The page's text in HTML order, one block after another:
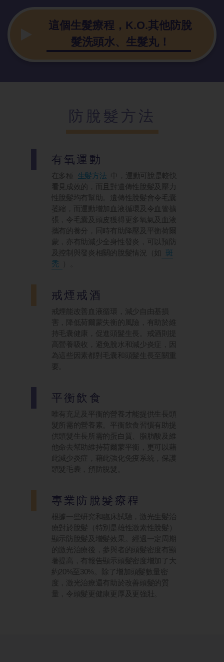
這個生髮療程，K.O.其他防脫
髮洗頭水、生髮丸！
防脫髮方法
有氧運動
在多種 生髮方法 中，運動可說是較快
看見成效的，而且對遺傳性脫髮及壓力
性脫髮均有幫助。遺傳性脫髮會令毛囊
萎縮，而運動增加血液循環及令血管擴
張，令毛囊及頭皮獲得更多氧氣及血液
攜有的養分，同時有助降壓及平衡荷爾
蒙，亦有助減少全身性發炎，可以預防
及控制與發炎相關的脫髮情況（如
斑
禿
）。
戒煙戒酒
戒煙能改善血液循環，減少自由基損
害，降低荷爾蒙失衡的風險，有助於維
持毛囊健康，促進頭髮生長。戒酒則提
高營養吸收，避免脫水和減少炎症，因
為這些因素都對毛囊和頭髮生長至關重
要。
平衡飲食
唯有充足及平衡的營養才能提供生長頭
髮所需的營養素。平衡飲食習慣有助提
供頭髮生長所需的蛋白質、脂肪酸及維
他命去幫助維持荷爾蒙平衡，更可以藉
此減少炎症，藉此強化免疫系統，保護
頭髮毛囊，預防脫髮。
專業防脫髮療程
根據一些研究和臨床試驗，激光生髮治
療對於脫髮（特別是雄性激素性脫髮）
顯示防脫髮及增髮效果。經過一定周期
的激光治療後，參與者的頭髮密度有顯
著提高，有報告顯示頭髮密度增加了大
約20%至30%。除了增加頭髮數量密
度，激光治療還有助於改善頭髮的質
量，令頭髮更健康更厚及更強壯。